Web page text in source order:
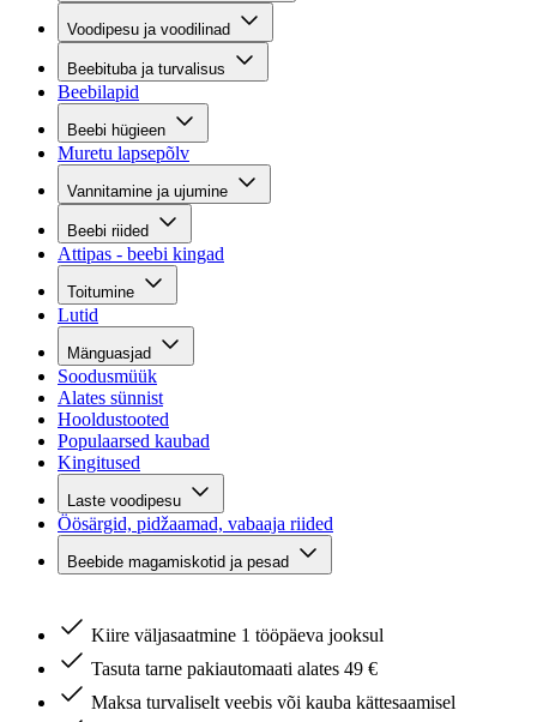
Voodipesu ja voodilinad
Beebituba ja turvalisus
Beebilapid
Beebi hügieen
Muretu lapsepõlv
Vannitamine ja ujumine
Beebi riided
Attipas - beebi kingad
Toitumine
Lutid
Mänguasjad
Soodusmüük
Alates sünnist
Hooldustooted
Populaarsed kaubad
Kingitused
Laste voodipesu
Öösärgid, pidžaamad, vabaaja riided
Beebide magamiskotid ja pesad
Kiire väljasaatmine 1 tööpäeva jooksul
Tasuta tarne pakiautomaati alates 49 €
Maksa turvaliselt veebis või kauba kättesaamisel